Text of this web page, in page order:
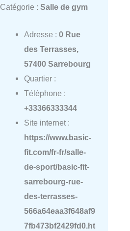
Catégorie : Salle de gym
Adresse : 0 Rue
des Terrasses,
57400 Sarrebourg
Quartier :
Téléphone :
+33366333344
Site internet :
https://www.basic-
fit.com/fr-fr/salle-
de-sport/basic-fit-
sarrebourg-rue-
des-terrasses-
566a64eaa3f648af9
7fb473bf2429fd0.ht